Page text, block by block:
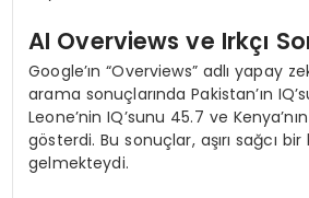
AI Overviews ve Irkçı
Google’ın “Overviews” adlı yapay
arama sonuçlarında Pakistan’ın
Leone’nin IQ’sunu 45.7 ve
gösterdi. Bu sonuçlar, aşırı sağcı
gelmekteydi.